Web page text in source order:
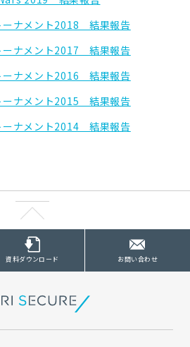
ーナメント2018 結果報告
ーナメント2017 結果報告
ーナメント2016 結果報告
ーナメント2015 結果報告
ーナメント2014 結果報告
資料ダウンロード お問い合わせ